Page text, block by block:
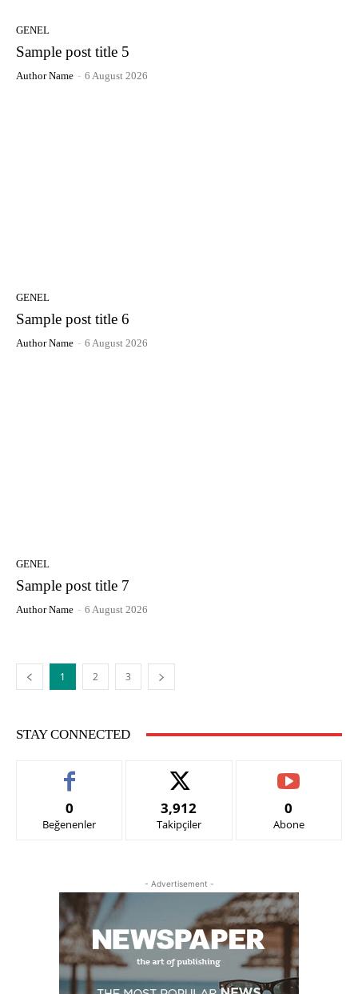
GENEL
Sample post title 5
Author Name - 6 August 2026
GENEL
Sample post title 6
Author Name - 6 August 2026
GENEL
Sample post title 7
Author Name - 6 August 2026
1 2 3
STAY CONNECTED
0
Beğenenler
3,912
Takipçiler
0
Abone
- Advertisement -